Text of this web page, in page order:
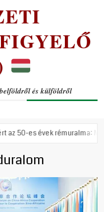
és külföldről
es évek rémuralma: